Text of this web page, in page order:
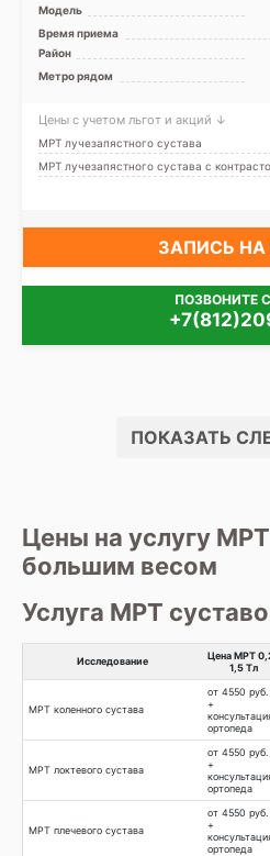
Модель
Время приема
Район
Метро рядом
Цены с учетом льгот и акций ↓
МРТ лучезапястного сустава
МРТ лучезапястного сустава с
ЗАПИСЬ
ПОЗВОНИТЕ
ПОКАЗАТЬ
Цены на услугу
большим весом
Услуга МРТ
Исследование
Цена МРТ
1,5 Тл
МРТ коленного сустава
от 4550 руб.
+
ортопеда
МРТ локтевого сустава
от 4550 руб.
+
ортопеда
МРТ плечевого сустава
от 4550 руб.
+
ортопеда